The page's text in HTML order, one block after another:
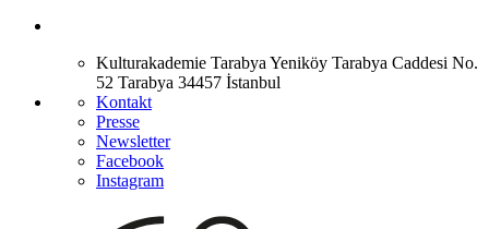
Kulturakademie Tarabya Yeniköy Tarabya Caddesi No.
52 Tarabya 34457 İstanbul
Kontakt
Presse
Newsletter
Facebook
Instagram